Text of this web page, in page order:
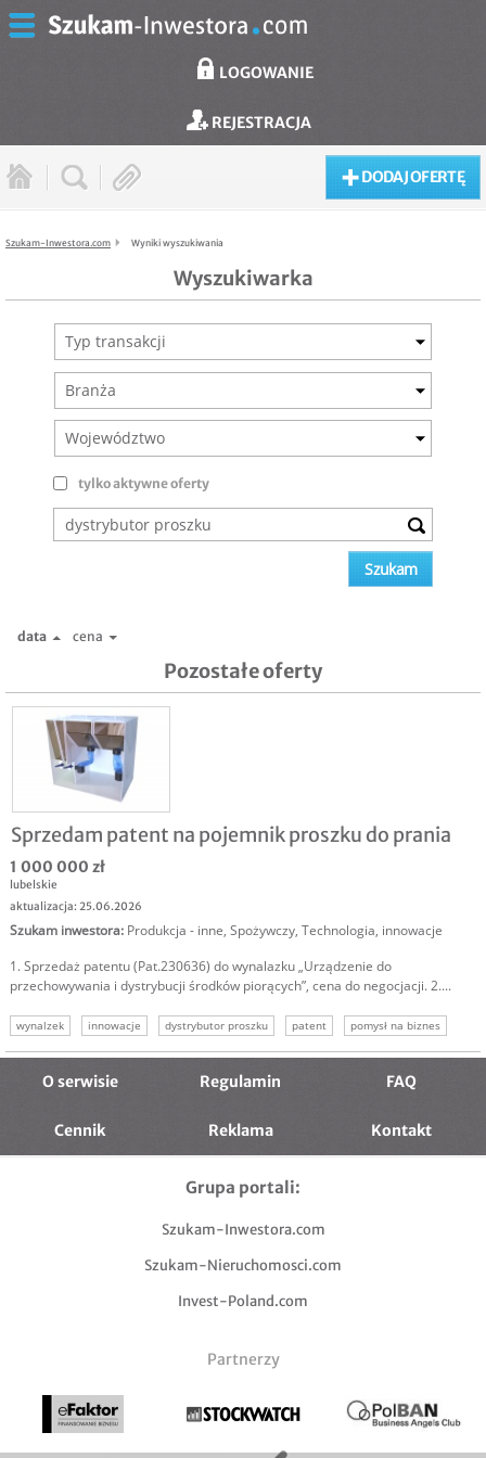
LOGOWANIE
REJESTRACJA
DODAJ OFERTĘ
Szukam-Inwestora.com Wyniki wyszukiwania
Wyszukiwarka
Typ transakcji
Branża
Województwo
tylko aktywne oferty
data cena
Pozostałe oferty
Sprzedam patent na pojemnik proszku do prania
1 000 000 zł
lubelskie
aktualizacja: 25.06.2026
Szukam inwestora: Produkcja - inne, Spożywczy, Technologia, innowacje
1. Sprzedaż patentu (Pat.230636) do wynalazku „Urządzenie do
przechowywania i dystrybucji środków piorących”, cena do negocjacji. 2....
wynalzek innowacje dystrybutor proszku patent pomysł na biznes
O serwisie Regulamin FAQ
Cennik Reklama Kontakt
Grupa portali:
Szukam-Inwestora.com
Szukam-Nieruchomosci.com
Invest-Poland.com
Partnerzy